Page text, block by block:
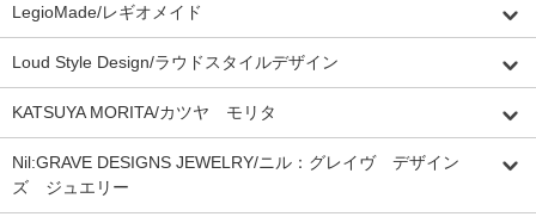
LegioMade/レギオメイド
Loud Style Design/ラウドスタイルデザイン
KATSUYA MORITA/カツヤ モリタ
Nil:GRAVE DESIGNS JEWELRY/ニル：グレイヴ デザイン
ズ ジュエリー